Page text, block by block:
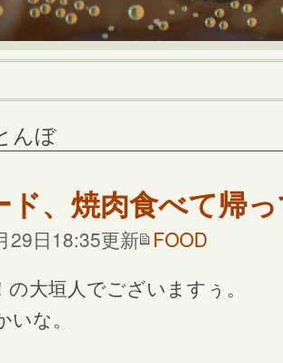
んぼ
ド、焼肉食べて帰
29日18:35更新 FOOD
の大垣人でございますぅ。
いな。